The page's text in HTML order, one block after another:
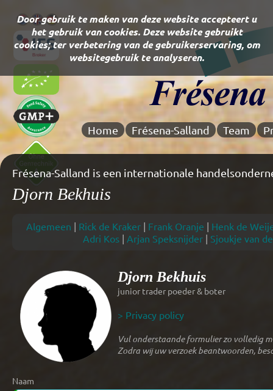
Door gebruik te maken van deze website accepteert u
het gebruik van cookies. Deze website gebruikt
cookies; ter verbetering van de gebruikerservaring, om
websitegebruik te analyseren.
Home Frésena-Salland Team
Djorn Bekhuis
Sinds 1996 ervaring in de zuivelgrondstoffen handel
Algemeen | Rick de Kraker | Frank Oranje | Henk de
Adri Kos | Arjan Speksnijder | Sjoukje van
Djorn Bekhuis
junior trader poeder & boter
> Privacy policy
Vul onderstaande formulier zo volledig
Zodra wij uw verzoek beantwoorden,
Naam